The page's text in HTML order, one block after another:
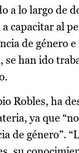
a lo largo de
capacitar al
de género
han ido
Robles, ha
ya que
de género”.